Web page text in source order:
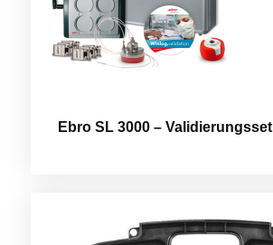
Ebro SL 3000 – Validierungsset